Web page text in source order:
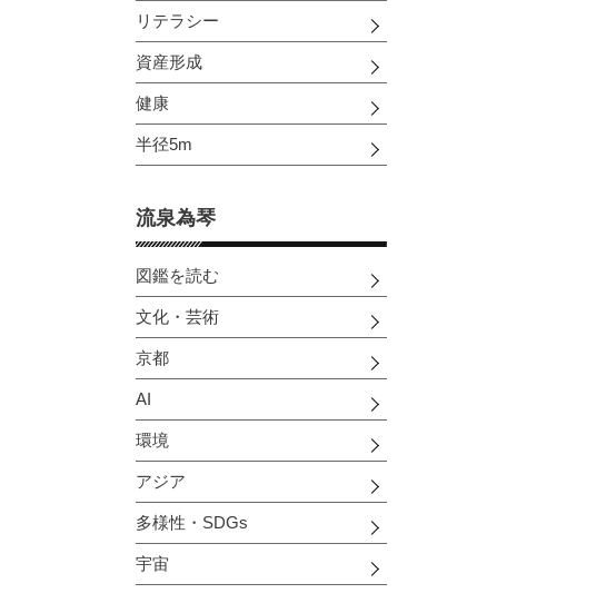
リテラシー
資産形成
健康
半径5m
流泉為琴
図鑑を読む
文化・芸術
京都
AI
環境
アジア
多様性・SDGs
宇宙